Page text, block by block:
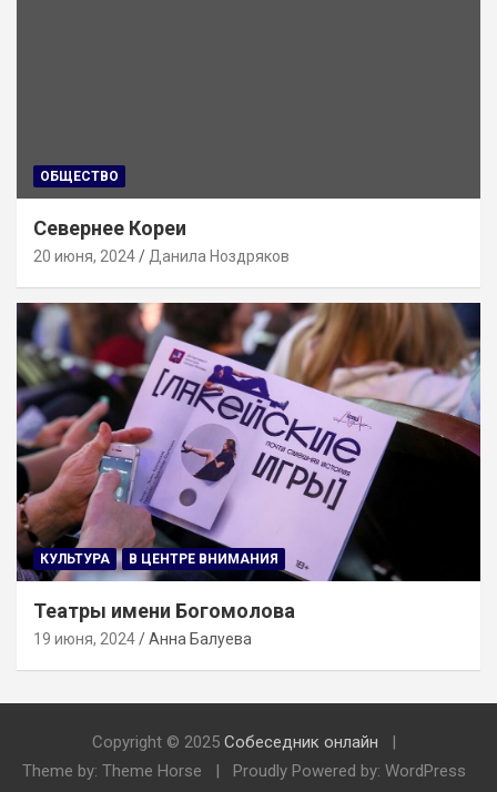
ОБЩЕСТВО
Севернее Кореи
20 июня, 2024 Данила Ноздряков
КУЛЬТУРА В ЦЕНТРЕ ВНИМАНИЯ
Театры имени Богомолова
19 июня, 2024 Анна Балуева
Copyright © 2025 Собеседник онлайн
Theme by: Theme Horse
Proudly Powered by: WordPress